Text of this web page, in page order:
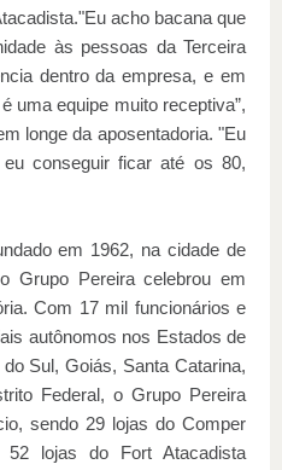
acho bacana que
às pessoas da Terceira
dentro da empresa, e em
uma equipe muito receptiva”,
longe da aposentadoria. "Eu
conseguir ficar até os 80,
em 1962, na cidade de
Grupo Pereira celebrou em
Com 17 mil funcionários e
autônomos nos Estados de
Sul, Goiás, Santa Catarina,
Federal, o Grupo Pereira
sendo 29 lojas do Comper
52 lojas do Fort Atacadista